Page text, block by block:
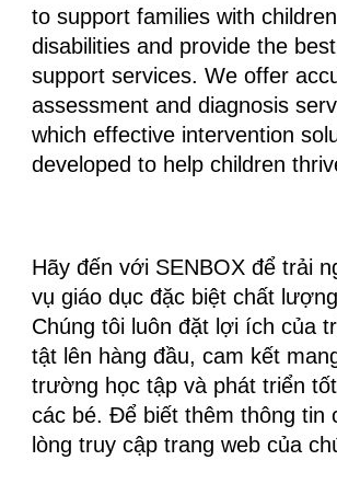
to support families with
disabilities and provide the
support services. We offer
assessment and diagnosis
which effective intervention
developed to help children
Hãy đến với SENBOX để trải
vụ giáo dục đặc biệt chất
Chúng tôi luôn đặt lợi ích của
tật lên hàng đầu, cam kết
trường học tập và phát triển
các bé. Để biết thêm thông tin
lòng truy cập trang web của